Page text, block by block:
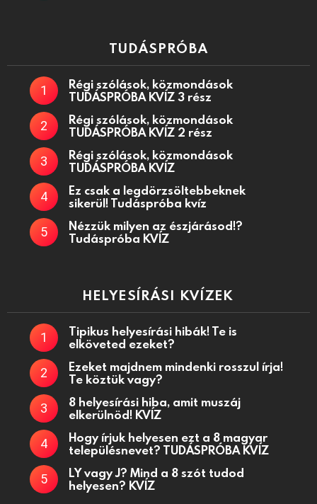
TUDÁSPRÓBA
Régi szólások, közmondások
TUDÁSPRÓBA KVÍZ 3 rész
Régi szólások, közmondások
TUDÁSPRÓBA KVÍZ 2 rész
Régi szólások, közmondások
TUDÁSPRÓBA KVÍZ
Ez csak a legdörzsöltebbeknek
sikerül! Tudáspróba kvíz
Nézzük milyen az észjárásod!?
Tudáspróba KVÍZ
HELYESÍRÁSI KVÍZEK
Tipikus helyesírási hibák! Te is
elköveted ezeket?
Ezeket majdnem mindenki rosszul írja!
Te köztük vagy?
8 helyesírási hiba, amit muszáj
elkerülnöd! KVÍZ
Hogy írjuk helyesen ezt a 8 magyar
településnevet? TUDÁSPRÓBA KVÍZ
LY vagy J? Mind a 8 szót tudod
helyesen? KVÍZ